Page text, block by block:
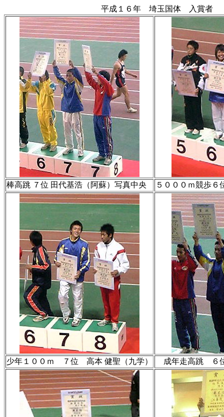
平成１６年 埼玉国体 入賞者
棒高跳 ７位 田代基浩（阿蘇）写真中央 ５０００ｍ競歩６
少年１００ｍ ７位 高本 健聖（九学） 成年走高跳 ６